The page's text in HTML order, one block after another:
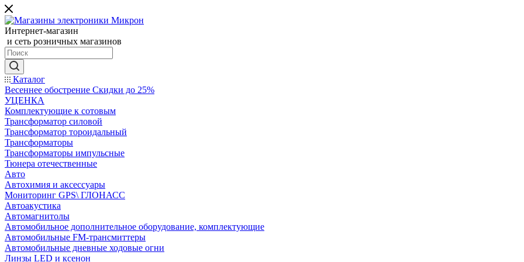
Интернет-магазин
и сеть розничных магазинов
Каталог
Весеннее обострение Скидки до 25%
УЦЕНКА
Комплектующие к сотовым
Трансформатор силовой
Трансформатор тороидальный
Трансформаторы
Трансформаторы импульсные
Тюнера отечественные
Авто
Автохимия и аксессуары
Мониторинг GPS\ ГЛОНАСС
Автоакустика
Автомагнитолы
Автомобильное дополнительное оборудование, комплектующие
Автомобильные FM-трансмиттеры
Автомобильные дневные ходовые огни
Линзы LED и ксенон